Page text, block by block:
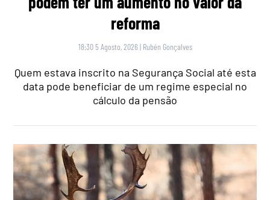
reforma
18:30 5 Agosto, 2026 | Rubén Gonçalves
Quem estava inscrito na Segurança Social até esta
data pode beneficiar de um regime especial no
cálculo da pensão